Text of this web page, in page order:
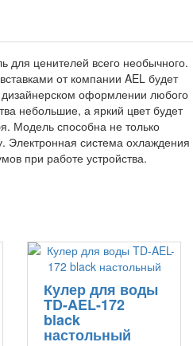
ценителей всего необычного.
от компании AEL будет
оформлении любого
небольшие, а яркий цвет будет
Модель способна не только
Электронная система охлаждения
при работе устройства.
Кулер для воды
TD-AEL-172
black
настольный